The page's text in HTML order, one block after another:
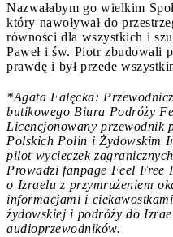
Nazwałabym go wielkim
który nawoływał do
równości dla wszystkich i
Paweł i św. Piotr zbudowali
prawdę i był przede
*Agata Falęcka:
butikowego Biura Podróży
Licencjonowany przewodnik
Polskich Polin i Żydowskim
pilot wycieczek
Prowadzi fanpage Feel
o Izraelu z przymrużeniem
informacjami i
żydowskiej i podróży do
audioprzewodników.